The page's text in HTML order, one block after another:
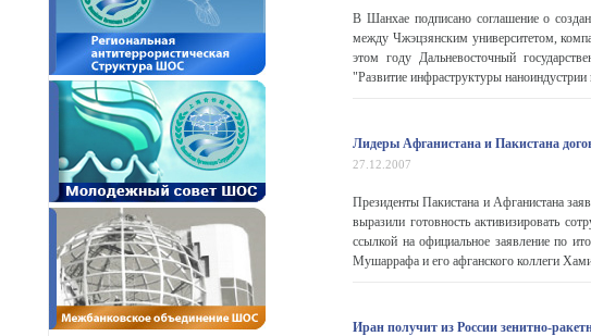
В Шанхае подписано соглашение о
между Чжэцзянским университетом,
этом году Дальневосточный
"Развитие инфраструктуры наноиндустрии
Лидеры Афганистана и Пакистана
27.12.2007
Президенты Пакистана и Афганистана
выразили готовность активизировать
ссылкой на официальное заявление по
Мушаррафа и его афганского коллеги
Иран получит из России зенитно-